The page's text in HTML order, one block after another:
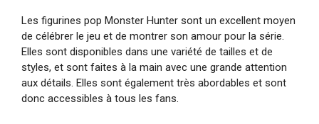
Les figurines pop Monster Hunter sont un excellent moyen
de célébrer le jeu et de montrer son amour pour la série.
Elles sont disponibles dans une variété de tailles et de
styles, et sont faites à la main avec une grande attention
aux détails. Elles sont également très abordables et sont
donc accessibles à tous les fans.